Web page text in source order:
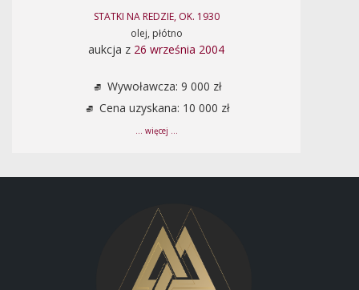
STATKI NA REDZIE, OK. 1930
olej, płótno
aukcja z 26 września 2004
Wywoławcza: 9 000 zł
Cena uzyskana: 10 000 zł
... więcej ...